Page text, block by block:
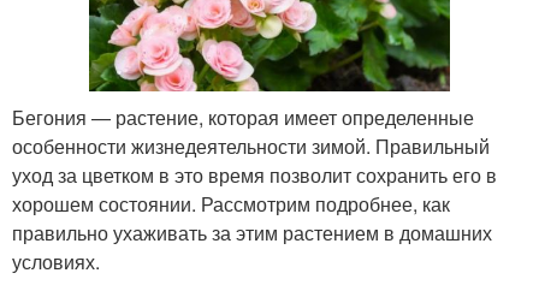
Бегония — растение, которая имеет определенные
особенности жизнедеятельности зимой. Правильный
уход за цветком в это время позволит сохранить его в
хорошем состоянии. Рассмотрим подробнее, как
правильно ухаживать за этим растением в домашних
условиях.